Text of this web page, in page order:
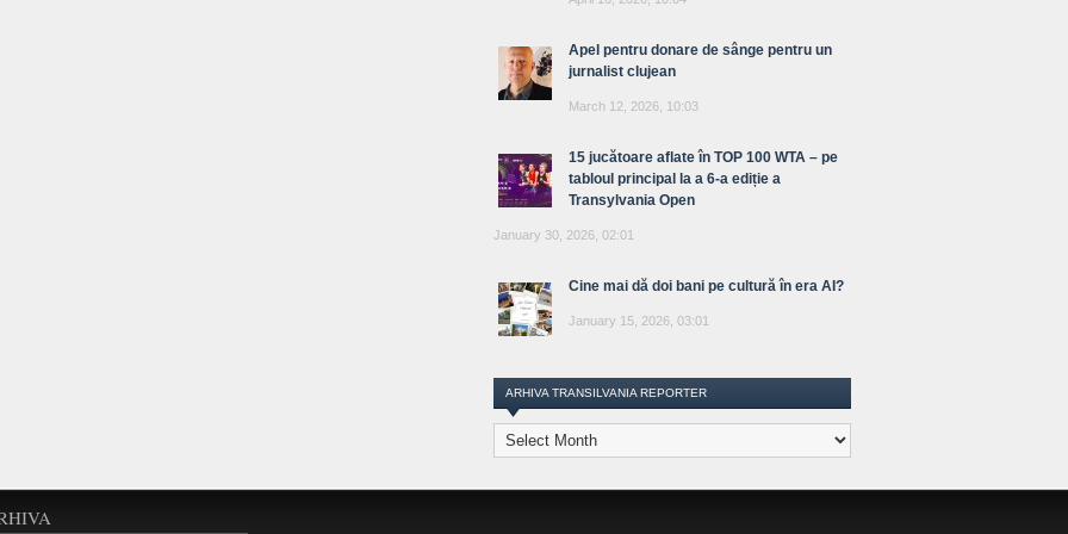
Apel pentru donare de sânge pentru un
jurnalist clujean
March 12, 2026, 10:03
15 jucătoare aflate în TOP 100 WTA – pe
tabloul principal la a 6-a ediție a
Transylvania Open
January 30, 2026, 02:01
Cine mai dă doi bani pe cultură în era AI?
January 15, 2026, 03:01
ARHIVA TRANSILVANIA REPORTER
Arhiva
Transilvania